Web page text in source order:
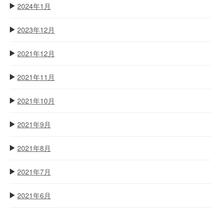
2024年1月
2023年12月
2021年12月
2021年11月
2021年10月
2021年9月
2021年8月
2021年7月
2021年6月